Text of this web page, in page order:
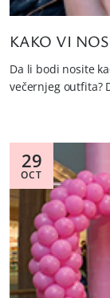
KAKO VI
Da li bodi nosite
večernjeg outfita?
29
OCT